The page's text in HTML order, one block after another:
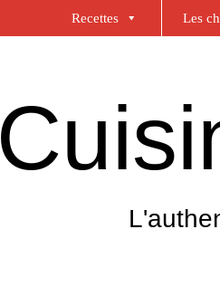
Recettes Les